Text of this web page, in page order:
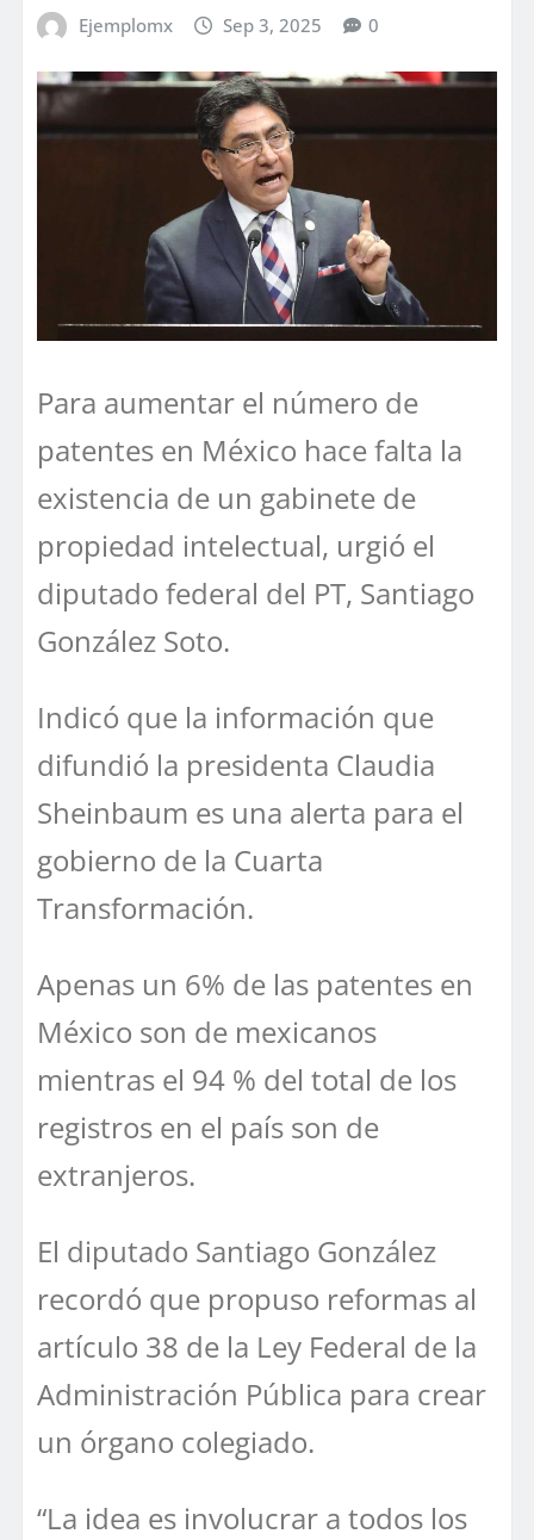
Ejemplomx Sep 3, 2025 0
Para aumentar el número de
patentes en México hace falta la
existencia de un gabinete de
propiedad intelectual, urgió el
diputado federal del PT, Santiago
González Soto.
Indicó que la información que
difundió la presidenta Claudia
Sheinbaum es una alerta para el
gobierno de la Cuarta
Transformación.
Apenas un 6% de las patentes en
México son de mexicanos
mientras el 94 % del total de los
registros en el país son de
extranjeros.
El diputado Santiago González
recordó que propuso reformas al
artículo 38 de la Ley Federal de la
Administración Pública para crear
un órgano colegiado.
“La idea es involucrar a todos los